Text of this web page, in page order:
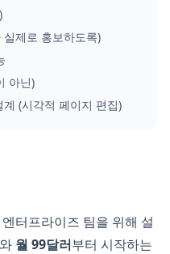
제로 홍보하도록)
아닌)
(시각적 페이지 편집)
터프라이즈 팀을 위해 설
월 99달러부터 시작하는